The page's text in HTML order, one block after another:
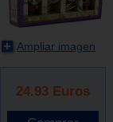
Ampliar imagen
24.93 Euros